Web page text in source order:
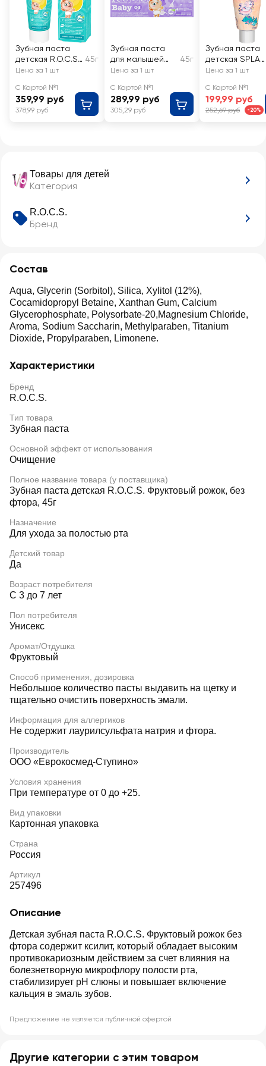
Товары для детей
Категория
R.O.C.S.
Бренд
Состав
Aqua, Glycerin (Sorbitol), Silica, Xylitol (12%),
Cocamidopropyl Betaine, Xanthan Gum, Calcium
Glycerophosphate, Polysorbate-20,Magnesium Chloride,
Aroma, Sodium Saccharin, Methylparaben, Titanium
Dioxide, Propylparaben, Limonene.
Характеристики
Бренд
R.O.C.S.
Тип товара
Зубная паста
Основной эффект от использования
Очищение
Полное название товара (у поставщика)
Зубная паста детская R.O.C.S. Фруктовый рожок, без
фтора, 45г
Назначение
Для ухода за полостью рта
Детский товар
Да
Возраст потребителя
С 3 до 7 лет
Пол потребителя
Унисекс
Аромат/Отдушка
Фруктовый
Способ применения, дозировка
Небольшое количество пасты выдавить на щетку и
тщательно очистить поверхность эмали.
Информация для аллергиков
Не содержит лаурилсульфата натрия и фтора.
Производитель
ООО «Еврокосмед-Ступино»
Условия хранения
При температуре от 0 до +25.
Вид упаковки
Картонная упаковка
Страна
Россия
Артикул
257496
Описание
Детская зубная паста R.O.C.S. Фруктовый рожок без
фтора содержит ксилит, который обладает высоким
противокариозным действием за счет влияния на
болезнетворную микрофлору полости рта,
стабилизирует pH слюны и повышает включение
кальция в эмаль зубов.
Предложение не является публичной офертой
Зубная паста
детская R.O.C.S.
Baby Нежный
микс, 0–3 лет
45г
Цена за 1 шт
С Картой №1
359,99 руб
378,99 руб
Зубная паста
для малышей
R.O.C.S. Нежный
липы
45г
Цена за 1 шт
С Картой №1
289,99 руб
305,29 руб
Зубная паста
детская SPLAT
Juicy Lab
фтором
Цена за 1 шт
С Картой №1
199,99 руб
252,69 руб -20%
Другие категории с этим товаром